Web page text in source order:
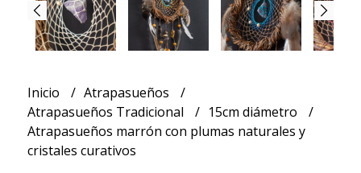
Inicio
Atrapasueños
Atrapasueños Tradicional
15cm diámetro
Atrapasueños marrón con plumas naturales y
cristales curativos